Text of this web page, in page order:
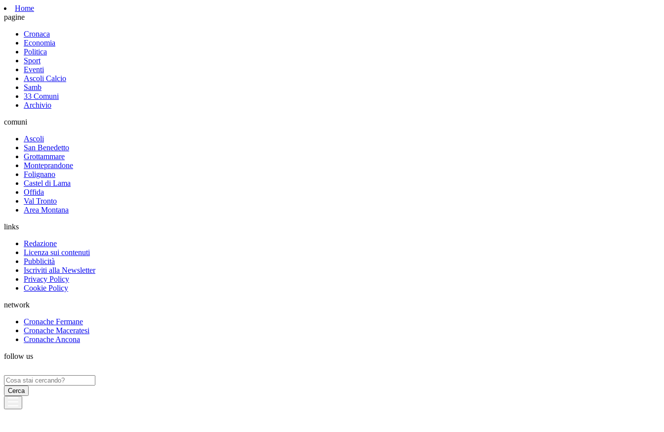
Home
pagine
Cronaca
Economia
Politica
Sport
Eventi
Ascoli Calcio
Samb
33 Comuni
Archivio
comuni
Ascoli
San Benedetto
Grottammare
Monteprandone
Folignano
Castel di Lama
Offida
Val Tronto
Area Montana
links
Redazione
Licenza sui contenuti
Pubblicità
Iscriviti alla Newsletter
Privacy Policy
Cookie Policy
network
Cronache Fermane
Cronache Maceratesi
Cronache Ancona
follow us
Ricerca
per: